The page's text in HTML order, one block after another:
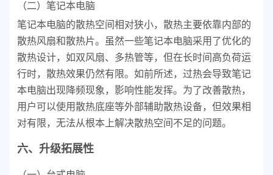
（二）笔记本电脑
笔记本电脑的散热空间相对狭小，散热主要依靠内部的
散热风扇和散热片。虽然一些笔记本电脑采用了优化的
散热设计，如双风扇、多热管等，但在长时间高负荷运
行时，散热效果仍然有限。如前所述，过热会导致笔记
本电脑出现降频现象，影响性能发挥。为了改善散热，
用户可以使用散热底座等外部辅助散热设备，但效果相
对有限，无法从根本上解决散热空间不足的问题。
六、升级拓展性